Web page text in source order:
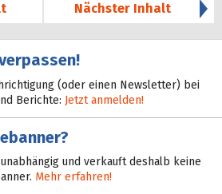
Nächster Inhalt
(oder einen Newsletter) bei
Berichte: Jetzt anmelden!
und verkauft deshalb keine
Mehr erfahren!